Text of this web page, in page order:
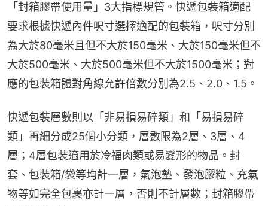
「封箱膠帶使用量」3大指標規管。快遞包裝箱適配
要求根據快遞內件呎寸選擇適配的包裝箱，呎寸分別
為大於80毫米且但不大於150毫米、大於150毫米但不
大於500毫米、大於500毫米但不大於1500毫米；對
應的包裝箱體對角線允許倍數分別為2.5、2.0、1.5。
快遞包裝層數則以「非易損易碎類」和「易損易碎
類」再細分成25個小分類，層數限為2層、3層、4
層；4層包裝適用於冷福肉類或易變形的物品。封
套、包裝箱/袋等均計一層，氣泡墊、發泡膠粒、充氣
物等如完全包裹亦計一層，否則不計層數；封箱膠帶